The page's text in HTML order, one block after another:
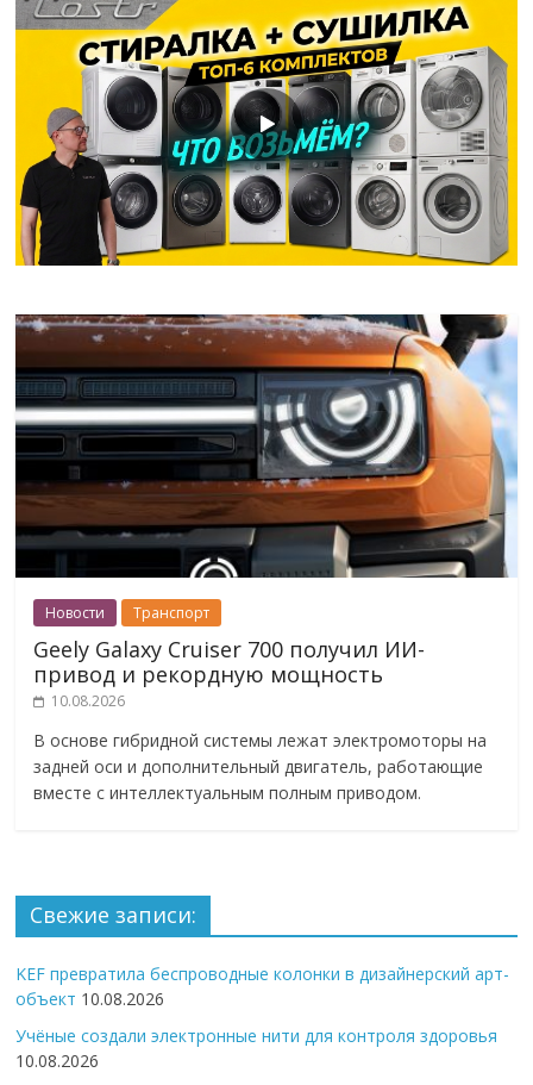
Новости Транспорт
Geely Galaxy Cruiser 700 получил ИИ-
привод и рекордную мощность
10.08.2026
В основе гибридной системы лежат электромоторы на
задней оси и дополнительный двигатель, работающие
вместе с интеллектуальным полным приводом.
Свежие записи:
KEF превратила беспроводные колонки в дизайнерский арт-
объект 10.08.2026
Учёные создали электронные нити для контроля здоровья
10.08.2026